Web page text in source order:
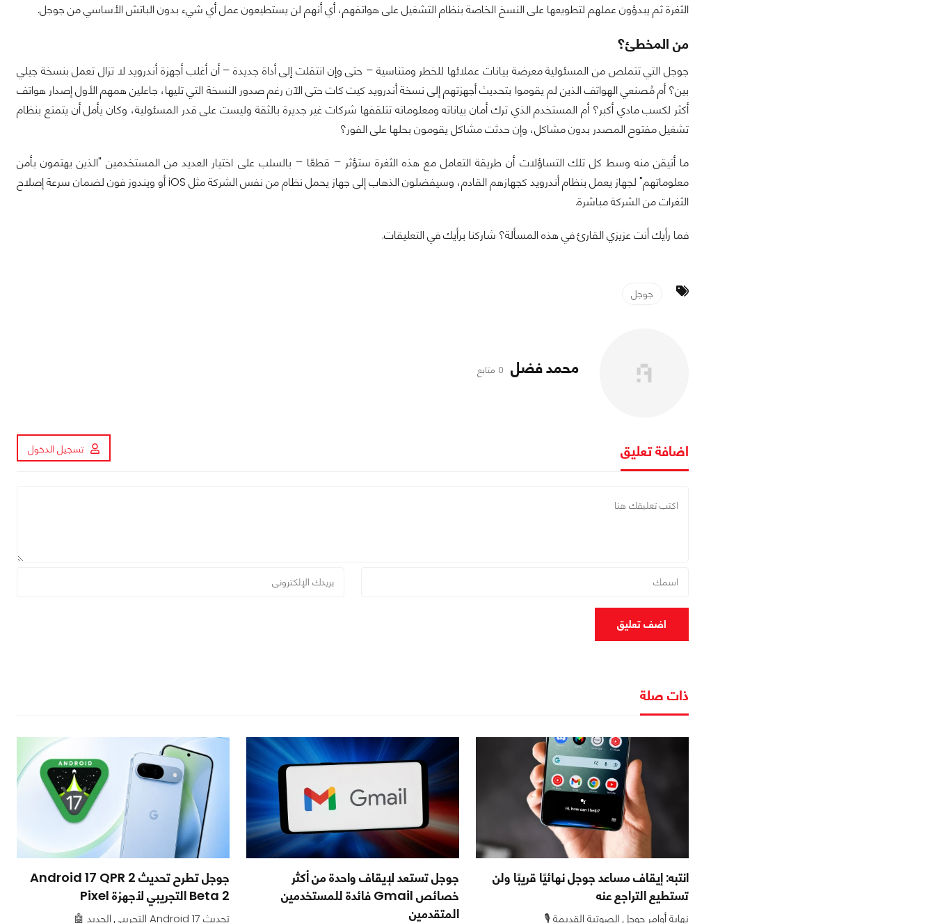
الثغرة ثم يبدؤون عملهم لتطويعها على النسخ الخاصة بنظام التشغيل على هواتفهم، أي أنهم لن يستطيعون عمل أي شيء بدون الباتش الأساسي من جوجل.
من المخطئ؟
جوجل التي تتملص من المسئولية معرضة بيانات عملائها للخطر ومتناسية – حتى وإن انتقلت إلى أداة جديدة – أن أغلب أجهزة أندرويد لا تزال تعمل بنسخة جيلي
بين؟ أم مُصنعي الهواتف الذين لم يقوموا بتحديث أجهزتهم إلى نسخة أندرويد كيت كات حتى الآن رغم صدور النسخة التي تليها، جاعلين همهم الأول إصدار هواتف
أكثر لكسب مادي أكبر؟ أم المستخدم الذي ترك أمان بياناته ومعلوماته تتلقفها شركات غير جديرة بالثقة وليست على قدر المسئولية، وكان يأمل أن يتمتع بنظام
تشغيل مفتوح المصدر بدون مشاكل، وإن حدثت مشاكل يقومون بحلها على الفور؟
ما أتيقن منه وسط كل تلك التساؤلات أن طريقة التعامل مع هذه الثغرة ستؤثر – قطعًا – بالسلب على اختيار العديد من المستخدمين "الذين يهتمون بأمن
معلوماتهم" لجهاز يعمل بنظام أندرويد كجهازهم القادم، وسيفضلون الذهاب إلى جهاز يحمل نظام من نفس الشركة مثل iOS أو ويندوز فون لضمان سرعة إصلاح
الثغرات من الشركة مباشرة.
فما رأيك أنت عزيزي القارئ في هذه المسألة؟ شاركنا برأيك في التعليقات.
جوجل
محمد فضل 0 متابع
اضافة تعليق تسجيل الدخول
اضف تعليق
ذات صلة
انتبه: إيقاف مساعد جوجل نهائيًا قريبًا ولن
تستطيع التراجع عنه
نهاية أوامر جوجل الصوتية القديمة 🎙️
جوجل تستعد لإيقاف واحدة من أكثر
خصائص Gmail فائدة للمستخدمين
المتقدمين
جوجل تطرح تحديث Android 17 QPR 2
Beta 2 التجريبي لأجهزة Pixel
تحديث Android 17 التجريبي الجديد 🤖